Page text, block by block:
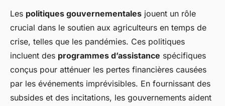
Les politiques gouvernementales jouent un rôle
crucial dans le soutien aux agriculteurs en temps de
crise, telles que les pandémies. Ces politiques
incluent des programmes d’assistance spécifiques
conçus pour atténuer les pertes financières causées
par les événements imprévisibles. En fournissant des
subsides et des incitations, les gouvernements aident